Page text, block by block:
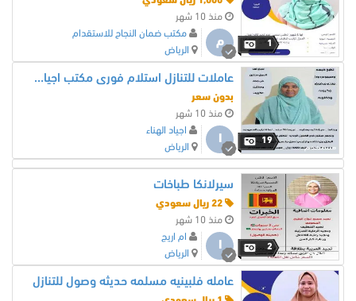
1
منذ 10 شهر
م
مكتب ضمان النجاح للاستقدام
الرياض
19
عاملات للتنازل استلام فورى مكتب اجياد الهناء للاستقدام
بدون سعر
منذ 10 شهر
اجياد الهناء
الرياض
2
سيرلانكا طباخات
منذ 10 شهر
ام اريج
الرياض
عامله فلبينيه مسلمه حديثه وصول للتنازل